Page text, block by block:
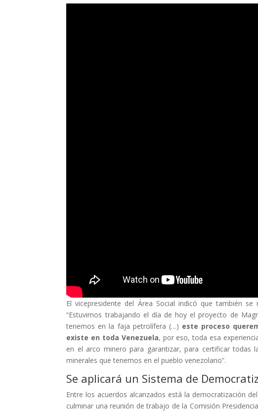
El vicepresidente del Área Social indicó que también
“Estuvimos trabajando el día de hoy el proyecto de
tenemos en la faja petrolífera (…) este proceso
existe en toda Venezuela, por eso, toda esa
en el arco minero para garantizar, para certificar
minerales que tenemos en el pueblo venezolano”.
Se aplicará un Sistema de
Entre los acuerdos alcanzados está la democratización
culminar una reunión de trabajo de la Comisión